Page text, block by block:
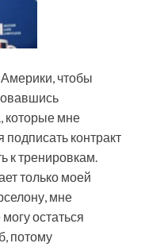
чтобы
которые мне
контракт
к тренировкам.
только моей
мне
остаться
потому